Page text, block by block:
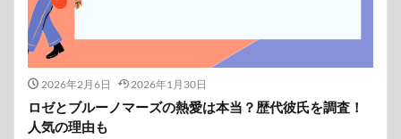
2026年2月6日 2026年1月30日
ロゼとブルーノマーズの熱愛は本当？歴代彼氏を調査！
人気の理由も